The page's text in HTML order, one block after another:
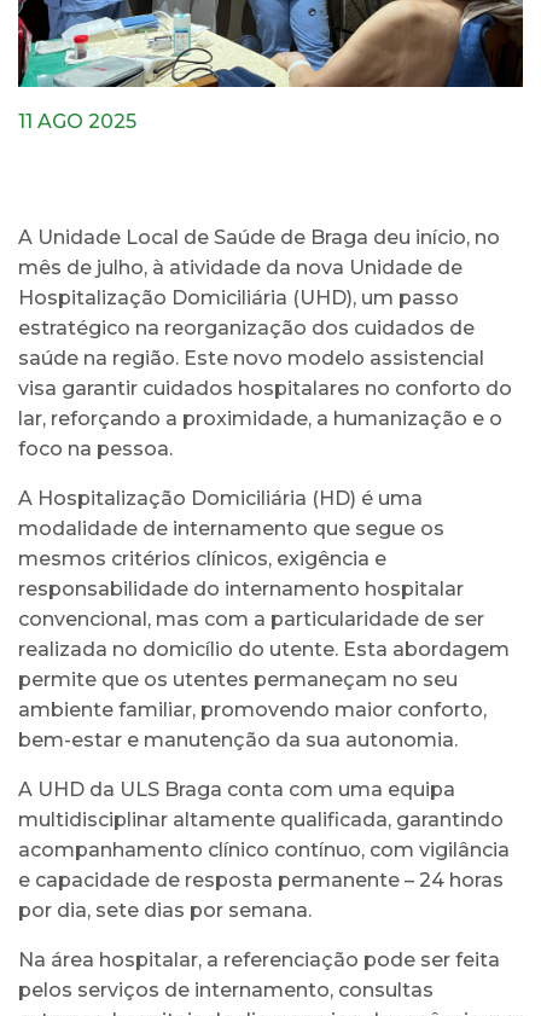
11 AGO 2025
A Unidade Local de Saúde de Braga deu início, no
mês de julho, à atividade da nova Unidade de
Hospitalização Domiciliária (UHD), um passo
estratégico na reorganização dos cuidados de
saúde na região. Este novo modelo assistencial
visa garantir cuidados hospitalares no conforto do
lar, reforçando a proximidade, a humanização e o
foco na pessoa.
A Hospitalização Domiciliária (HD) é uma
modalidade de internamento que segue os
mesmos critérios clínicos, exigência e
responsabilidade do internamento hospitalar
convencional, mas com a particularidade de ser
realizada no domicílio do utente. Esta abordagem
permite que os utentes permaneçam no seu
ambiente familiar, promovendo maior conforto,
bem-estar e manutenção da sua autonomia.
A UHD da ULS Braga conta com uma equipa
multidisciplinar altamente qualificada, garantindo
acompanhamento clínico contínuo, com vigilância
e capacidade de resposta permanente – 24 horas
por dia, sete dias por semana.
Na área hospitalar, a referenciação pode ser feita
pelos serviços de internamento, consultas